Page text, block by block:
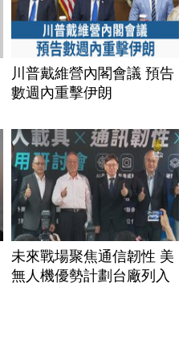
川普戴維營內閣會議 預告
數週內重擊伊朗
未來戰場聚焦通信韌性 美
無人機優勢計劃台廠列入